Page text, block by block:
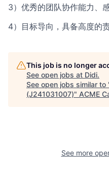
3）优秀的团队协作能力、
4）目标导向，具备高度的
This job is no longer
See open jobs at Didi.
See open jobs similar to
(J241031007)" ACME
See more